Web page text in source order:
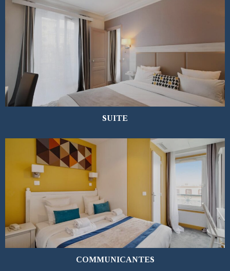
EN SAVOIR PLUS
SUITE
EN SAVOIR PLUS
COMMUNICANTES